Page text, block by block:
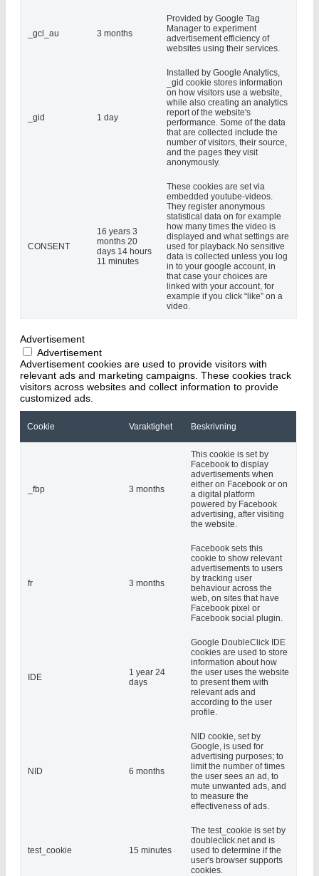
_gcl_au 3 months
Provided by Google Tag
Manager to experiment
advertisement efficiency of
websites using their services.
_gid 1 day
Installed by Google Analytics,
_gid cookie stores information
on how visitors use a website,
while also creating an analytics
report of the website's
performance. Some of the data
that are collected include the
number of visitors, their source,
and the pages they visit
anonymously.
CONSENT
16 years 3
months 20
days 14 hours
11 minutes
These cookies are set via
embedded youtube-videos.
They register anonymous
statistical data on for example
how many times the video is
displayed and what settings are
used for playback.No sensitive
data is collected unless you log
in to your google account, in
that case your choices are
linked with your account, for
example if you click “like” on a
video.
Advertisement
Advertisement
Advertisement cookies are used to provide visitors with
relevant ads and marketing campaigns. These cookies track
visitors across websites and collect information to provide
customized ads.
Cookie Varaktighet Beskrivning
_fbp 3 months
This cookie is set by
Facebook to display
advertisements when
either on Facebook or on
a digital platform
powered by Facebook
advertising, after visiting
the website.
fr 3 months
Facebook sets this
cookie to show relevant
advertisements to users
by tracking user
behaviour across the
web, on sites that have
Facebook pixel or
Facebook social plugin.
IDE
1 year 24
days
Google DoubleClick IDE
cookies are used to store
information about how
the user uses the website
to present them with
relevant ads and
according to the user
profile.
NID 6 months
NID cookie, set by
Google, is used for
advertising purposes; to
limit the number of times
the user sees an ad, to
mute unwanted ads, and
to measure the
effectiveness of ads.
test_cookie 15 minutes
The test_cookie is set by
doubleclick.net and is
used to determine if the
user's browser supports
cookies.